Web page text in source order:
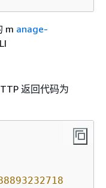
m anage-
返回代码为